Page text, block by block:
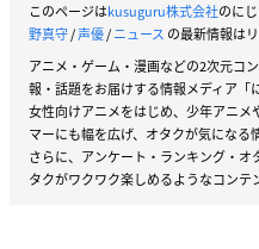
このページはkusuguru株式会社のに
野真守/声優/ニュース の最新情報は
アニメ・ゲーム・漫画などの2次元コ
報・話題をお届けする情報メディア「
女性向けアニメをはじめ、少年アニ
マーにも幅を広げ、オタクが気になる
さらに、アンケート・ランキング・
タクがワクワク楽しめるようなコンテ